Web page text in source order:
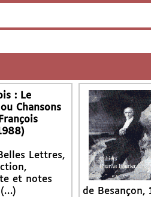
: Le
Chansons
Lettres,
et notes
(…)
de